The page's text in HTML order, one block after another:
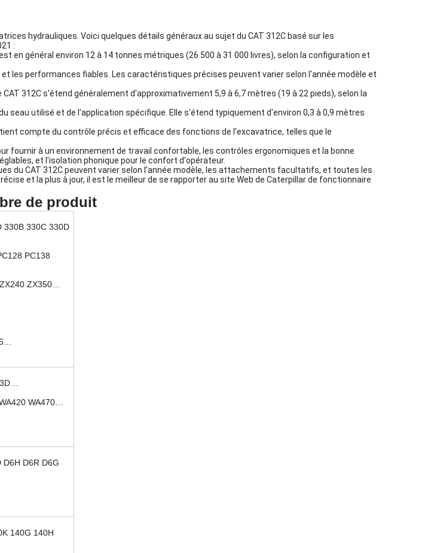
hydrauliques. Voici quelques détails généraux au sujet du CAT 312C basé sur les
:
en général environ 12 à 14 tonnes métriques (26 500 à 31 000 livres), selon la configuration et
les performances fiables. Les caractéristiques précises peuvent varier selon l'année modèle et
312C s'étend généralement d'approximativement 5,9 à 6,7 mètres (19 à 22 pieds), selon la
seau utilisé et de l'application spécifique. Elle s'étend typiquement d'environ 0,3 à 0,9 mètres
compte du contrôle précis et efficace des fonctions de l'excavatrice, telles que le
fournir à un environnement de travail confortable, les contrôles ergonomiques et la bonne
et l'isolation phonique pour le confort d'opérateur.
du CAT 312C peuvent varier selon l'année modèle, les attachements facultatifs, et toutes les
et la plus à jour, il est le meilleur de se rapporter au site Web de Caterpillar de fonctionnaire
de produit
330B 330C 330D
PC138
ZX350…
WA470…
D6H D6R D6G
140G 140H